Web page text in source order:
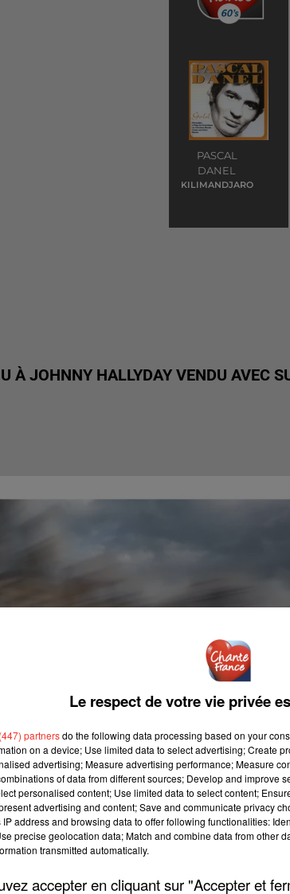
PASCAL
DANEL
KILIMANDJARO
À JOHNNY HALLYDAY VENDU AVEC
Le respect de votre vie privée
partnersdo the following data processing based on your
on a device; Use limited data to select advertising; Create
advertising; Measure advertising performance; Measure
of data from different sources; Develop and improve
personalised content; Use limited data to select content;
advertising and content; Save and communicate privacy
IP address and browsing data to offer following functionalities:
precise geolocation data; Match and combine data from other
transmitted automatically.
accepter en cliquant sur "Accepter et